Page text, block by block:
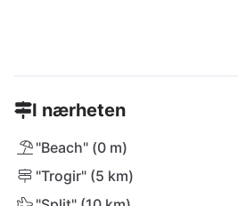
I nærheten
"Beach" (0 m)
"Trogir" (5 km)